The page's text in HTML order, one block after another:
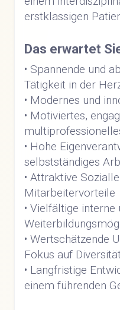
erstklassigen
Das erwartet
• Spannende und
Tätigkeit in der
• Modernes und
• Motiviertes,
• Hohe
selbstständiges
• Attraktive
Mitarbeitervorteile
• Vielfältige interne
• Wertschätzende
Fokus auf
• Langfristige
einem führenden